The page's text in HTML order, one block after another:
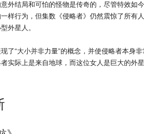
意外结局和可怕的怪物是传奇的，尽管特效如
样行为，但集数《侵略者》仍然震惊了所有
外星人。
了“大小并非力量”的概念，并使侵略者本身
实际上是来自地球，而这位女人是巨大的外